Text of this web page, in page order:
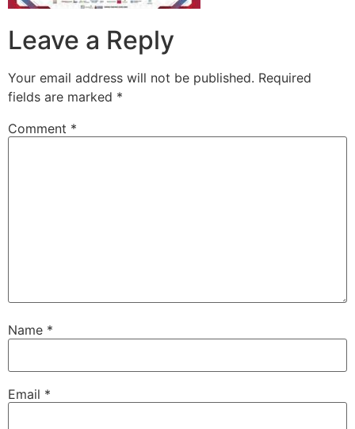
Leave a Reply
Your email address will not be published. Required
fields are marked *
Comment *
Name *
Email *